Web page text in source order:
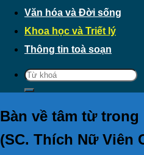
Văn hóa và Đời sống
Khoa học và Triết lý
Thông tin toà soạn
Bàn về tâm từ
(SC. Thích Nữ Viên